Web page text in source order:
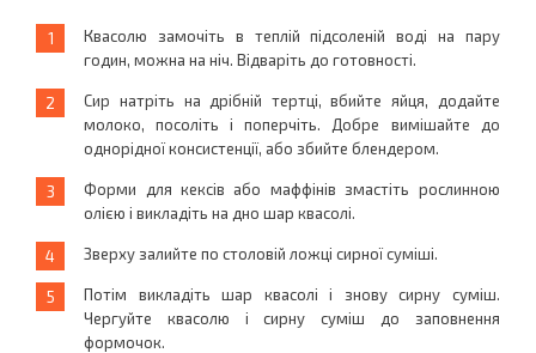
Квасолю замочіть в теплій підсоленій воді на пару
годин, можна на ніч. Відваріть до готовності.
Сир натріть на дрібній тертці, вбийте яйця, додайте
молоко, посоліть і поперчіть. Добре вимішайте до
однорідної консистенції, або збийте блендером.
Форми для кексів або маффінів змастіть рослинною
олією і викладіть на дно шар квасолі.
Зверху залийте по столовій ложці сирної суміші.
Потім викладіть шар квасолі і знову сирну суміш.
Чергуйте квасолю і сирну суміш до заповнення
формочок.